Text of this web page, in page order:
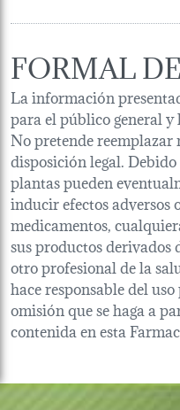
FORMAL
La información
para el público general y
No pretende
disposición legal.
plantas pueden
inducir efectos adversos
medicamentos,
sus productos
otro profesional de la
hace responsable del
omisión que se haga a
contenida en esta